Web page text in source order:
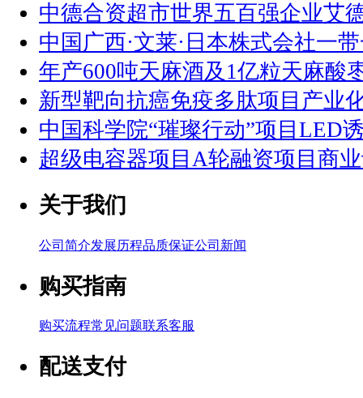
中德合资超市世界五百强企业艾
中国广西·文莱·日本株式会社一
年产600吨天麻酒及1亿粒天麻酸
新型靶向抗癌免疫多肽项目产业
中国科学院“璀璨行动”项目LED
超级电容器项目A轮融资项目商
关于我们
公司简介发展历程品质保证公司新闻
购买指南
购买流程常见问题联系客服
配送支付